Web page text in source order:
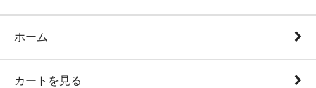
ホーム
カートを見る